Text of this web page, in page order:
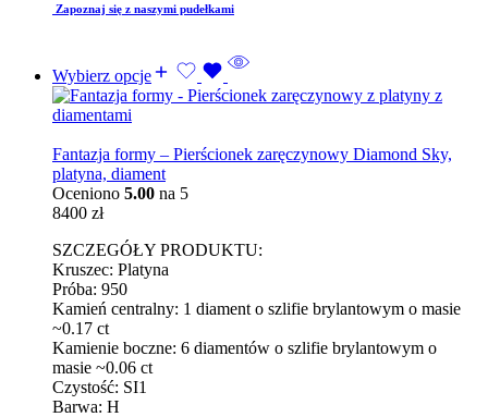
Zapoznaj się z naszymi pudełkami
Wybierz opcje
Fantazja formy – Pierścionek zaręczynowy Diamond Sky,
platyna, diament
Oceniono 5.00 na 5
8400 zł
SZCZEGÓŁY PRODUKTU:
Kruszec: Platyna
Próba: 950
Kamień centralny: 1 diament o szlifie brylantowym o masie
~0.17 ct
Kamienie boczne: 6 diamentów o szlifie brylantowym o
masie ~0.06 ct
Czystość: SI1
Barwa: H